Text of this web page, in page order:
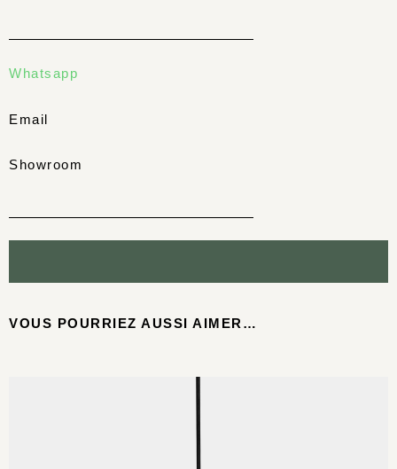
Whatsapp
Email
Showroom
VOUS POURRIEZ AUSSI AIMER…